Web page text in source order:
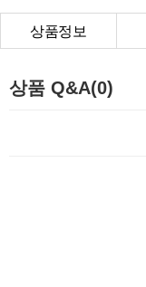
상품정보
상품 Q&A(0)